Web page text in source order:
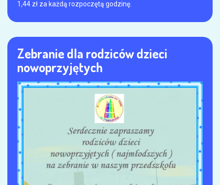
1,44 zł za każdą rozpoczętą godzinę.
Zebranie dla rodziców dzieci
nowoprzyjętych